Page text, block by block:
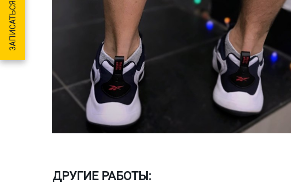
ДРУГИЕ РАБОТЫ: